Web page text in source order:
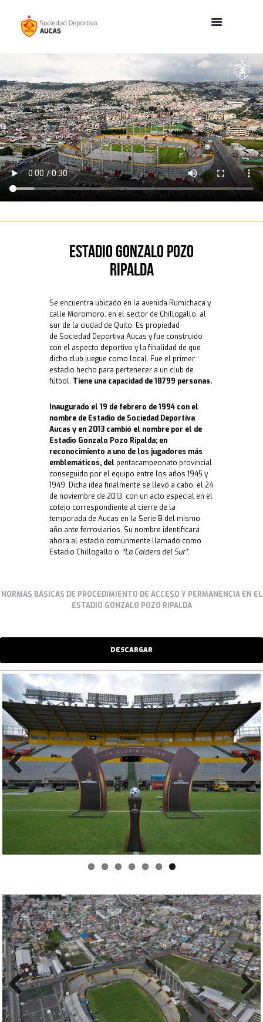
Estadio Gonzalo Pozo
Ripalda​
Se encuentra ubicado en la avenida Rumichaca y
calle Moromoro, en el sector de Chillogallo, al
sur de la ciudad de Quito. Es propiedad
de Sociedad Deportiva Aucas y fue construido
con el aspecto deportivo y la finalidad de que
dicho club juegue como local. Fue el primer
estadio hecho para pertenecer a un club de
fútbol. Tiene una capacidad de 18799 personas.
Inaugurado el 19 de febrero de 1994 con el
nombre de Estadio de Sociedad Deportiva
Aucas y en 2013 cambió el nombre por el de
Estadio Gonzalo Pozo Ripalda; en
reconocimiento a uno de los jugadores más
emblemáticos, del pentacampeonato provincial
conseguido por el equipo entre los años 1945 y
1949. Dicha idea finalmente se llevó a cabo, el 24
de noviembre de 2013, con un acto especial en el
cotejo correspondiente al cierre de la
temporada de Aucas en la Serie B del mismo
año ante ferroviarios. Su nombre identificará
ahora al estadio comúnmente llamado como
Estadio Chillogallo o “La Caldera del Sur”.
NORMAS BÁSICAS DE PROCEDIMIENTO DE ACCESO Y PERMANENCIA EN EL
ESTADIO GONZALO POZO RIPALDA
DESCARGAR
Previo
us
Next
Previo
us
Next